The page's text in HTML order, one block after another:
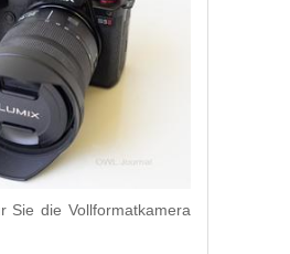
Sie die Vollformatkamera